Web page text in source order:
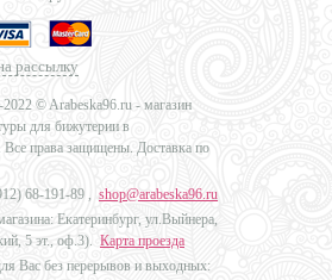
рассылку
© Arabeska96.ru - магазин
для бижутерии в
Все права защищены. Доставка по
68-191-89 , shop@arabeska96.ru
Екатеринбург, ул.Выйнера,
5 эт., оф.3). Карта проезда
Вас без перерывов и выходных: